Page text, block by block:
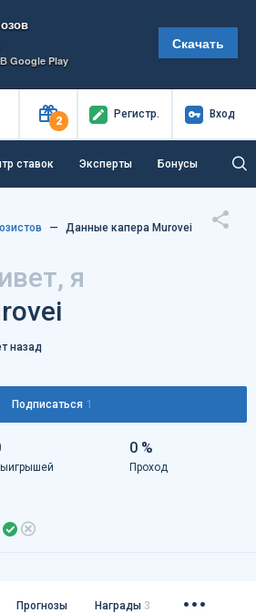
Google Play
Скачать
2
Регистр. Вход
ставок Эксперты Бонусы
Данные капера Murovei
я
назад
Подписаться 1
0 %
Проход
Прогнозы Награды 3